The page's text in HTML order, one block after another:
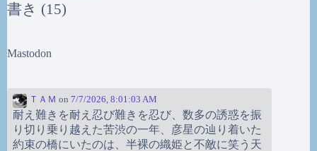
書き (15)
Mastodon
ＴＡＭ on 7/7/2026, 8:01:03 AM
耐え難きを耐え忍び難きを忍び、数多の誘惑を振
り切り乗り越えた苦渋の一年、彦星の辿り着いた
約束の橋にいたのは、半裸の織姫と不敵に笑う天